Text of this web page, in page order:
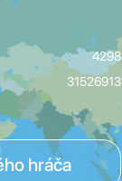
4298
31526913
hráča